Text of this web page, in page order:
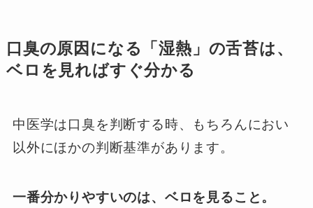
口臭の原因になる「湿熱」の舌苔は、
ベロを見ればすぐ分かる
中医学は口臭を判断する時、もちろんにおい
以外にほかの判断基準があります。
一番分かりやすいのは、ベロを見ること。